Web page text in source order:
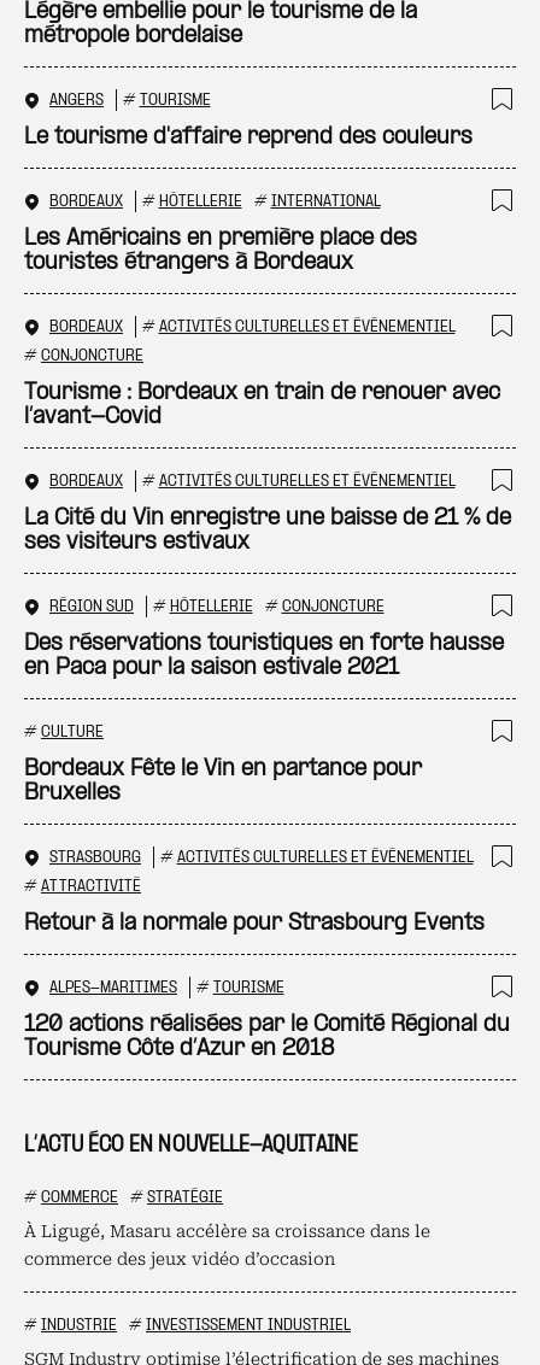
L’ACTU ÉCO EN NOUVELLE-AQUITAINE
# COMMERCE # STRATÉGIE
À Ligugé, Masaru accélère sa croissance dans le
commerce des jeux vidéo d’occasion
# INDUSTRIE # INVESTISSEMENT INDUSTRIEL
SGM Industry optimise l’électrification de ses machines
Légère embellie pour le tourisme de la
métropole bordelaise
ANGERS # TOURISME
Le tourisme d'affaire reprend des couleurs
BORDEAUX # HÔTELLERIE # INTERNATIONAL
Les Américains en première place des
touristes étrangers à Bordeaux
BORDEAUX # ACTIVITÉS CULTURELLES ET ÉVÉNEMENTIEL
# CONJONCTURE
Tourisme : Bordeaux en train de renouer avec
l’avant-Covid
BORDEAUX # ACTIVITÉS CULTURELLES ET ÉVÉNEMENTIEL
La Cité du Vin enregistre une baisse de 21 % de
ses visiteurs estivaux
RÉGION SUD # HÔTELLERIE # CONJONCTURE
Des réservations touristiques en forte hausse
en Paca pour la saison estivale 2021
# CULTURE
Bordeaux Fête le Vin en partance pour
Bruxelles
STRASBOURG # ACTIVITÉS CULTURELLES ET ÉVÉNEMENTIEL
# ATTRACTIVITÉ
Retour à la normale pour Strasbourg Events
ALPES-MARITIMES # TOURISME
120 actions réalisées par le Comité Régional du
Tourisme Côte d’Azur en 2018